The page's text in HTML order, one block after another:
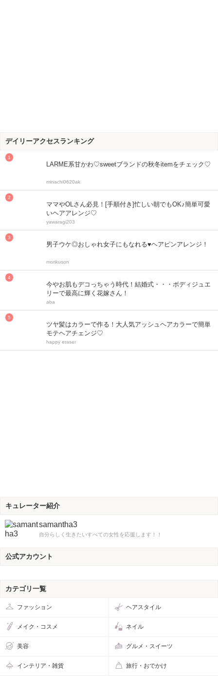
デイリーアクセスランキング
LARME系甘かわ♡sweetブランドの秋冬itemをチェック♡
minachi0620ak
ママやOLさん必見！[手順付き]忙しい朝でもOK♪簡単可愛
いヘアアレンジ♡
yawaragi203
男子ウケ◎おしゃれ女子にもなれる♥ヘアピンアレンジ！
morikuson
今やお肌もデコっちゃう時代！結婚式・・・ボディジュエ
リーで最高に輝く花嫁さん！
aba
ツヤ髪はカラーで作る！大人気アッシュヘアカラーで簡単
モテヘアチェンジ♡
happy eraser
キュレーター紹介
samantha3
自分らしく生きたいすべての女性を応援します！！
公式アカウント
カテゴリ一覧
ファッション ヘアスタイル
メイク・コスメ ネイル
美容 グルメ・スイーツ
インテリア・雑貨 旅行・おでかけ